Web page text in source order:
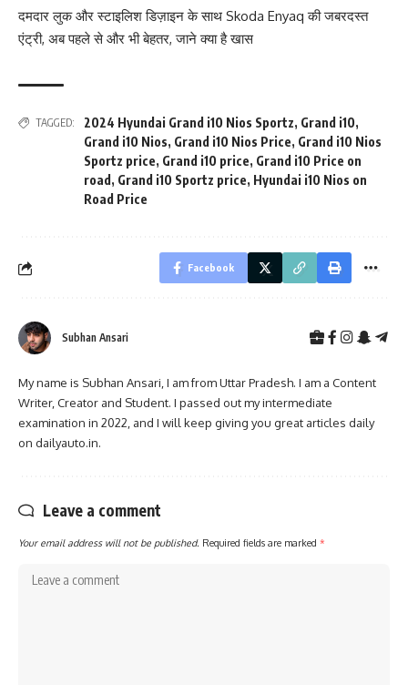
दमदार लुक और स्टाइलिश डिज़ाइन के साथ Skoda Enyaq की जबरदस्त
एंट्री, अब पहले से और भी बेहतर, जाने क्या है खास
TAGGED: 2024 Hyundai Grand i10 Nios Sportz, Grand i10,
Grand i10 Nios, Grand i10 Nios Price, Grand i10 Nios
Sportz price, Grand i10 price, Grand i10 Price on
road , Grand i10 Sportz price, Hyundai i10 Nios on
Road Price
Facebook
Subhan Ansari
My name is Subhan Ansari, I am from Uttar Pradesh. I am a Content
Writer, Creator and Student. I passed out my intermediate
examination in 2022, and I will keep giving you great articles daily
on dailyauto.in.
Leave a comment
Your email address will not be published. Required fields are marked *